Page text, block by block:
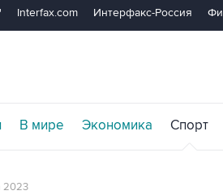
Interfax.com Интерфакс-Россия
В мире Экономика Спорт
2023